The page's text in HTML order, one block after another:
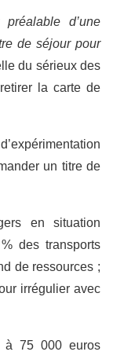
préalable d’une
de séjour pour
du sérieux des
la carte de
un titre de
en situation
des transports
de ressources ;
irrégulier avec
à 75 000 euros